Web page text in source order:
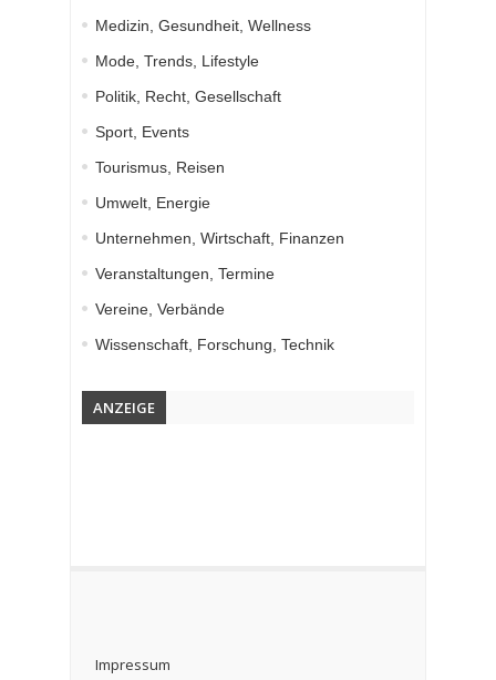
Medizin, Gesundheit, Wellness
Mode, Trends, Lifestyle
Politik, Recht, Gesellschaft
Sport, Events
Tourismus, Reisen
Umwelt, Energie
Unternehmen, Wirtschaft, Finanzen
Veranstaltungen, Termine
Vereine, Verbände
Wissenschaft, Forschung, Technik
ANZEIGE
Impressum